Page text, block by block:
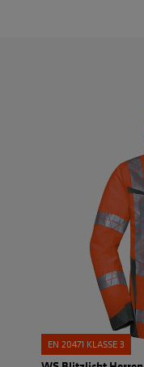
EN 20471 KLASSE 3